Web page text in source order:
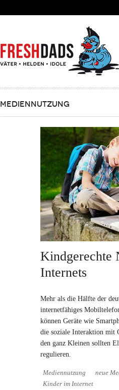
MEDIENNUTZUNG
Kindgerechte
Internets
Mehr als die Hälfte der
internetfähiges
können Geräte wie
die soziale Interaktion mit
den ganz Kleinen sollten
regulieren.
Mediennutzung
neue
Kinder im Internet